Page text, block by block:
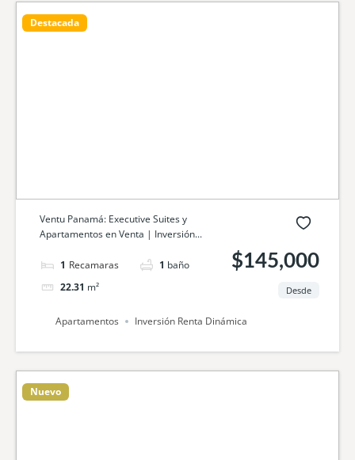
Destacada
Ventu Panamá: Executive Suites y
Apartamentos en Venta | Inversión...
1 cama 1 baño
22.31 m²
$145,000
Desde
Apartamentos Inversión Renta Dinámica
Nuevo